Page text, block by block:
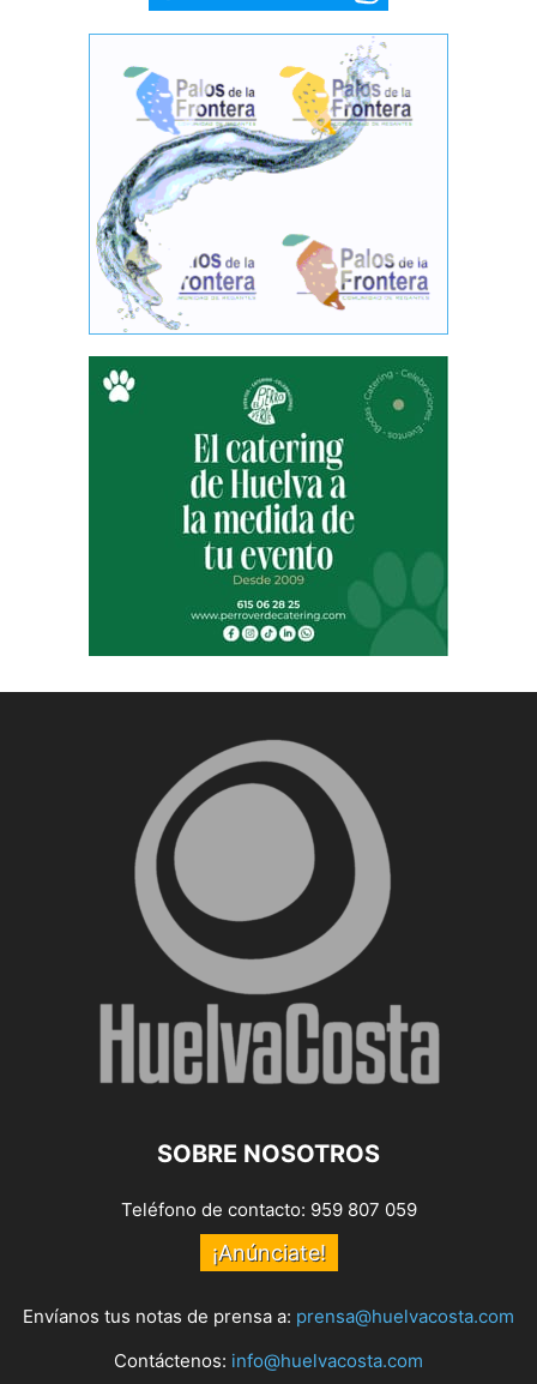
SOBRE NOSOTROS
Teléfono de contacto: 959 807 059
¡Anúnciate!
Envíanos tus notas de prensa a: prensa@huelvacosta.com
Contáctenos: info@huelvacosta.com